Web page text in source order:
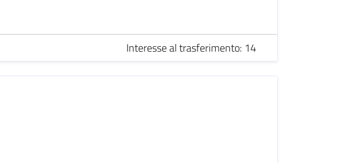
Interesse al trasferimento: 14